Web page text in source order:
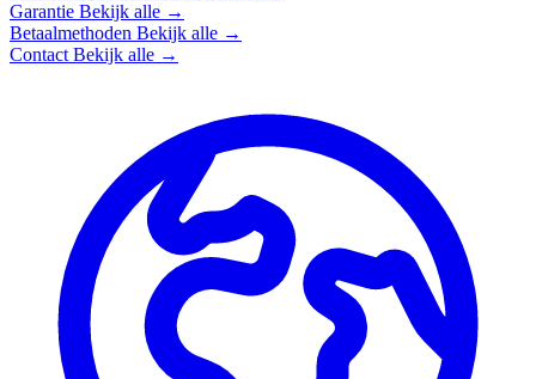
Garantie Bekijk alle →
Betaalmethoden Bekijk alle →
Contact Bekijk alle →